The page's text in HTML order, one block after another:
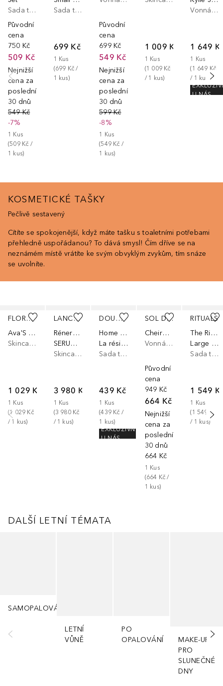
Sada tělové kosmetiky
Původní
cena
750 Kč
509 Kč
Nejnižší
cena za
posledních
30 dnů
549 Kč
-7%
1
Kus
(509 Kč /
1
kus)
Sada tělové kosmetiky
699 Kč
1
Kus
(699 Kč /
1
kus)
Původní
cena
699 Kč
549 Kč
Nejnižší
cena za
posledních
30 dnů
599 Kč
-8%
1
Kus
(549 Kč /
1
kus)
1 009 Kč
1
Kus
(1 009 Kč
/ 1 kus)
Vonná sada
1 649
1
Kus
(1 649 Kč
/ 1 kus
U NÁS
KOSMETICKÉ TAŠKY
Pečlivě sestavený
Cítíte se spokojenější, když máte tašku s toaletními potřebami
přehledně uspořádanou? To dává smysl! Čím dříve se na
neznámém místě vrátíte ke svým obvyklým zvykům, tím snáze
se uvolníte.
FLORENCE BY MILLS
Ava'S Mini Kit 2.0
Skincare sada
1 029 Kč
1
Kus
(1 029 Kč
/ 1 kus)
LANCÔME
Rénergie
SERUM SET
Skincare sada
3 980 Kč
1
Kus
(3 980 Kč
/ 1 kus)
DOUGLAS COLLECTION
Home Spa
La résidence Seathalasso set
Sada tělové kosmetiky
439 Kč
1
Kus
(439 Kč /
1
kus)
EXKLUZIVNĚ
U NÁS
SOL DE JANEIRO
Cheirosa Discovery Set Ipanema Sunset
Vonná sada
Původní
cena
949 Kč
664 Kč
Nejnižší
cena za
posledních
30 dnů
664 Kč
1
Kus
(664 Kč /
1
kus)
RITUALS
The Ritual of Karma
Large Gift Set 2025 - dárková sada L
Sada tělové kosmetiky
1 549
1
Kus
(1 549 Kč
/ 1 kus)
DALŠÍ LETNÍ TÉMATA
SAMOPALOVÁNÍ
LETNÍ
VŮNĚ
PO
OPALOVÁNÍ
MAKE-UP
PRO
SLUNEČNÉ
DNY